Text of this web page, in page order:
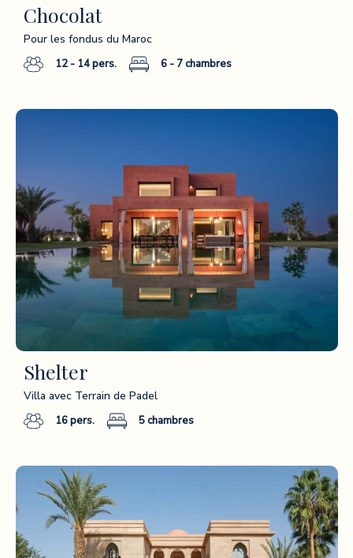
Chocolat
Pour les fondus du Maroc
12 - 14pers. 6 - 7chambres
Shelter
Villa avec Terrain de Padel
16pers. 5chambres